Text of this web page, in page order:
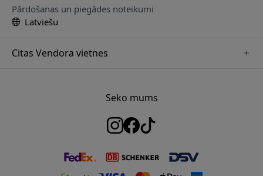
Pārdošanas un piegādes noteikumi
Latviešu
Citas Vendora vietnes
www.nordicsmartlight.se
Seko mums